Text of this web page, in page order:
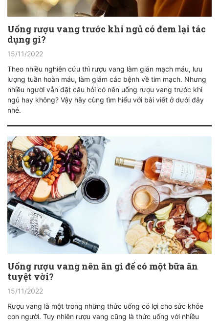
Uống rượu vang trước khi ngủ có đem lại tác
dụng gì?
15/11/2022
Theo nhiều nghiên cứu thì rượu vang làm giãn mạch máu, lưu
lượng tuần hoàn máu, làm giảm các bệnh về tim mạch. Nhưng
nhiều người vẫn đặt câu hỏi có nên uống rượu vang trước khi
ngủ hay không? Vậy hãy cùng tìm hiểu với bài viết ở dưới đây
nhé.
Uống rượu vang nên ăn gì để có một bữa ăn
tuyệt vời?
15/11/2022
Rượu vang là một trong những thức uống có lợi cho sức khỏe
con người. Tuy nhiên rượu vang cũng là thức uống với nhiều